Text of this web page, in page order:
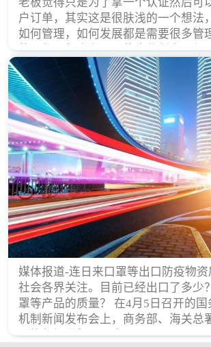
户订单，其实这是很肤浅的一个想法
如何管理，如何发展都是需要很多管
的，每天都会有不同的企业创立，但
实一个企业的合法，有质量保证了？
认证体现价值的时候，那么键锋小编
做ISO9001认证的根本原因。
媒体报道-连日来口罩等出口防疫物资
社会各界关注。目前已经出口了多少
罩等产品的质量？ 在4月5日召开的
机制新闻发布会上，商务部、海关总
局等部门进行了回应。